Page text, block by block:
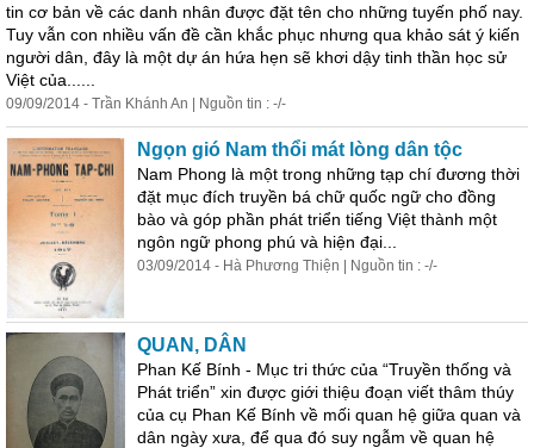
tin cơ bản về các danh nhân được đặt tên cho những tuyến phố nay.
Tuy vẫn con nhiều vấn đề cần khắc phục nhưng qua khảo sát ý kiến
người dân, đây là một dự án hứa hẹn sẽ khơi dậy tinh thần học sử
Việt của......
09/09/2014 - Trần Khánh An | Nguồn tin : -/-
Ngọn gió Nam thổi mát lòng dân tộc
Nam Phong là một trong những tạp chí đương thời
đặt mục đích truyền bá chữ quốc ngữ cho đồng
bào và góp phần phát triển tiếng Việt thành một
ngôn ngữ phong phú và hiện đại...
03/09/2014 - Hà Phương Thiện | Nguồn tin : -/-
QUAN, DÂN
Phan Kế Bính - Mục tri thức của “Truyền thống và
Phát triển” xin được giới thiệu đoạn viết thâm thúy
của cụ Phan Kế Bính về mối quan hệ giữa quan và
dân ngày xưa, để qua đó suy ngẫm về quan hệ